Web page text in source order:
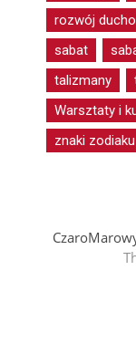
rozwój
sabat
talizmany
Warsztaty i
znaki zodiaku